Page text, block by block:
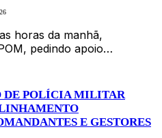
horas da manhã,
pedindo apoio…
DE POLÍCIA MILITAR
E GESTORES